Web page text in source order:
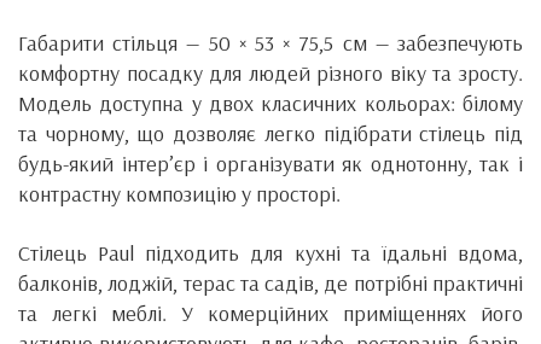
Габарити стільця — 50 × 53 × 75,5 см — забезпечують
комфортну посадку для людей різного віку та зросту.
Модель доступна у двох класичних кольорах: білому
та чорному, що дозволяє легко підібрати стілець під
будь-який інтер’єр і організувати як однотонну, так і
контрастну композицію у просторі.
Стілець Paul підходить для кухні та їдальні вдома,
балконів, лоджій, терас та садів, де потрібні практичні
та легкі меблі. У комерційних приміщеннях його